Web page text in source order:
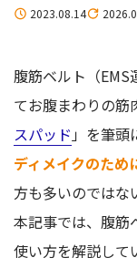
2023.08.14
腹筋ベルト（
てお腹まわりの筋
スパッド」を筆頭
ディメイクのため
方も多いのではな
本記事では、腹筋
使い方を解説して